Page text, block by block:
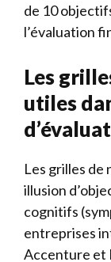
de 10
l’évaluation
Les
utiles
Les grilles
illusion
cognitifs
entreprises
Accenture et